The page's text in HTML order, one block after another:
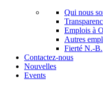
Qui nous
Emplois à
Autres
Fierté N.-B.
Contactez-nous
Nouvelles
Events